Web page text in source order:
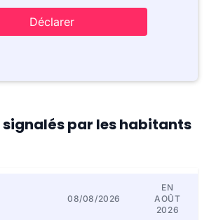
Déclarer
signalés par les habitants
08/08/2026
EN
AOÛT
2026